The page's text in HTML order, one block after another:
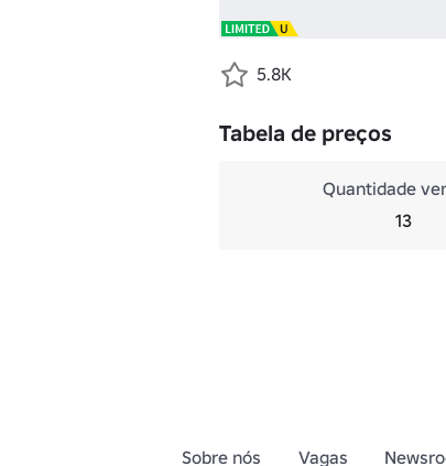
5.8K
Tabela de preços
Quantidade
13
Sobre nós Vagas